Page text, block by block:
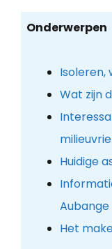
Onderwerpen
Isoleren,
Wat zijn
Huidige
Aubange
Het